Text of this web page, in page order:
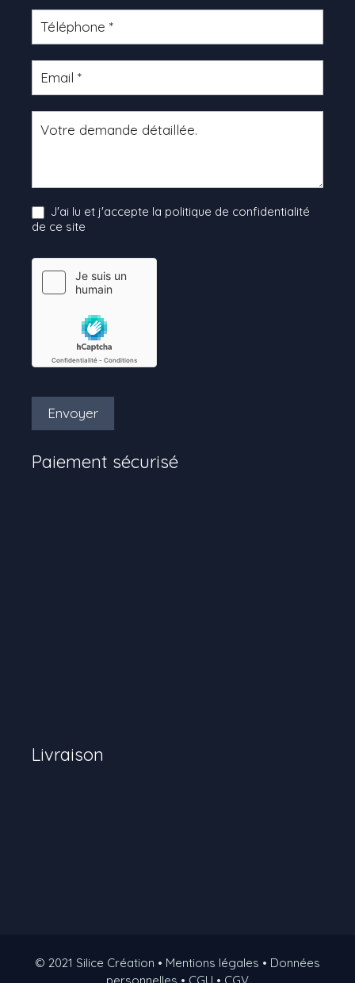
J'ai lu et j'accepte la politique de confidentialité
de ce site
Envoyer
Paiement sécurisé
Livraison
© 2021 Silice Création • Mentions légales • Données